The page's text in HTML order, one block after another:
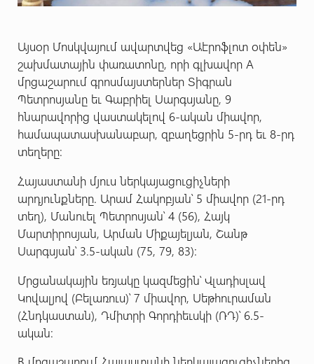
Այսօր Մոսկվայում ավարտվեց «Աէրոֆլոտ օփեն»
շախմատային փառատոնը, որի գլխավոր A
մրցաշարում գրոսմայստերներ Տիգրան
Պետրոսյանը եւ Գաբրիել Սարգսյանը, 9
հնարավորից վաստակելով 6-ական միավոր,
համապատասխանաբար, զբաղեցրին 5-րդ եւ 8-րդ
տեղերը:
Հայաստանի մյուս ներկայացուցիչների
արդյունքները. Արամ Հակոբյան՝ 5 միավոր (21-րդ
տեղ), Մանուել Պետրոսյան՝ 4 (56), Հայկ
Մարտիրոսյան, Արման Միքայելյան, Շանթ
Սարգսյան՝ 3.5-ական (75, 79, 83):
Մրցանակային եռյակը կազմեցին՝ Վլադիսլավ
Կովալյով (Բելառուս)՝ 7 միավոր, Սեթհուրաման
(Հնդկաստան), Դմիտրի Գորդիեւսկի (ՌԴ)՝ 6.5-
ական: